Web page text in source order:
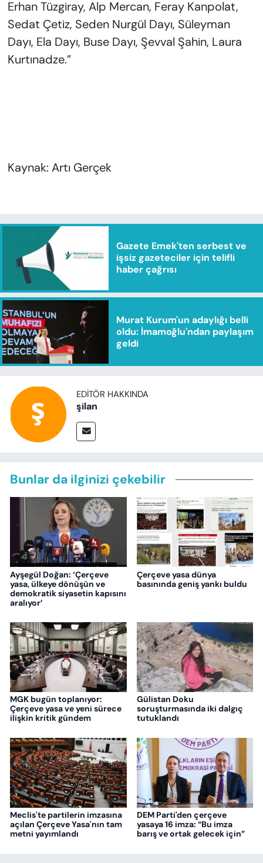
Erhan Tüzgı̇ray, Alp Mercan, Feray Kanpolat,
Sedat Çetı̇z, Seden Nurgül Dayı, Süleyman
Dayı, Ela Dayı, Buse Dayı, Şevval Şahı̇n, Laura
Kurtınadze.”
Kaynak: Artı Gerçek
Gazete Emek'ten serbest ve
işsiz gazeteciler için telifli
haber çağrısı
Murat Kurum'un adaylığı belli
oldu: İmamoğlu'ndan paylaşım
geldi
EDITÖR HAKKINDA
şilan
Bunlar da ilginizi çekebilir
Ayşegül Doğan: ‘Çerçeve
yasa, ülkeye dönüşün ve
demokratik siyasetin kapısını
aralıyor’
Çerçeve yasa dünya
basınında geniş yankı buldu
MGK bugün toplanıyor:
Çerçeve yasa ve yeni sürece
ilişkin kritik gündem
Gülistan Doku
soruşturmasında iki dalgıç
tutuklandı
Meclis'te partilerin imzasına
açılan Çerçeve Yasa'nın tam
metni yayımlandı
DEM Parti'den çerçeve
yasaya 16 imza: “Bu imza
barış ve ortak gelecek için”